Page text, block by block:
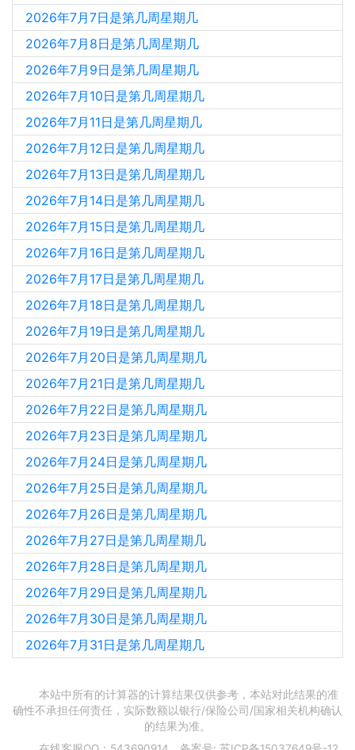
2026年7月7日是第几周星期几
2026年7月8日是第几周星期几
2026年7月9日是第几周星期几
2026年7月10日是第几周星期几
2026年7月11日是第几周星期几
2026年7月12日是第几周星期几
2026年7月13日是第几周星期几
2026年7月14日是第几周星期几
2026年7月15日是第几周星期几
2026年7月16日是第几周星期几
2026年7月17日是第几周星期几
2026年7月18日是第几周星期几
2026年7月19日是第几周星期几
2026年7月20日是第几周星期几
2026年7月21日是第几周星期几
2026年7月22日是第几周星期几
2026年7月23日是第几周星期几
2026年7月24日是第几周星期几
2026年7月25日是第几周星期几
2026年7月26日是第几周星期几
2026年7月27日是第几周星期几
2026年7月28日是第几周星期几
2026年7月29日是第几周星期几
2026年7月30日是第几周星期几
2026年7月31日是第几周星期几
本站中所有的计算器的计算结果仅供参考，本站对此结果的准
确性不承担任何责任，实际数额以银行/保险公司/国家相关机构确认
的结果为准。